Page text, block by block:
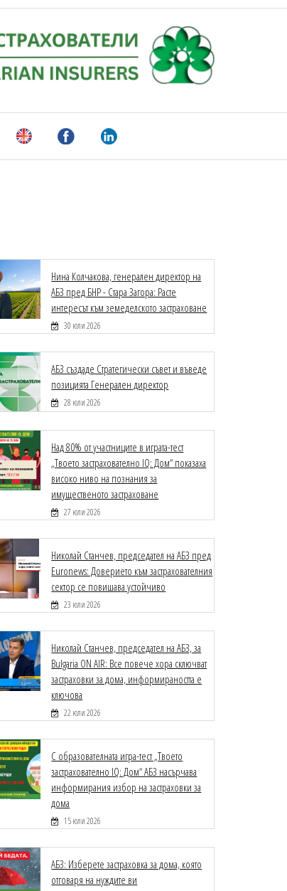
Нина Колчакова, генерален директор на
АБЗ пред БНР - Стара Загора: Расте
интересът към земеделското застраховане
30 юли 2026
АБЗ създаде Стратегически съвет и въведе
позицията Генерален директор
28 юли 2026
Над 80% от участниците в играта-тест
„Твоето застрахователно IQ: Дом“ показаха
високо ниво на познания за
имущественото застраховане
27 юли 2026
Николай Станчев, председател на АБЗ пред
Euronews: Доверието към застрахователния
сектор се повишава устойчиво
23 юли 2026
Николай Станчев, председател на АБЗ, за
Bulgaria ON AIR: Все повече хора сключват
застраховки за дома, информираността е
ключова
22 юли 2026
С образователната игра-тест „Твоето
застрахователно IQ: Дом“ АБЗ насърчава
информирания избор на застраховки за
дома
15 юли 2026
АБЗ: Изберете застраховка за дома, която
отговаря на нуждите ви